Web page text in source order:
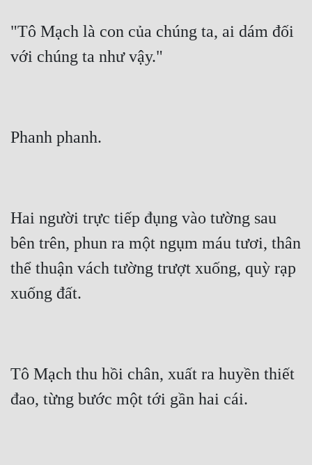
Đẹp
Đẹp Hiệp
Sát Phạt Quyết Đoán
"Tô Mạch là con của chúng ta, ai dám đối
với chúng ta như vậy."
Phanh phanh.
Hai người trực tiếp đụng vào tường sau
bên trên, phun ra một ngụm máu tươi, thân
thể thuận vách tường trượt xuống, quỳ rạp
xuống đất.
Tô Mạch thu hồi chân, xuất ra huyền thiết
đao, từng bước một tới gần hai cái.